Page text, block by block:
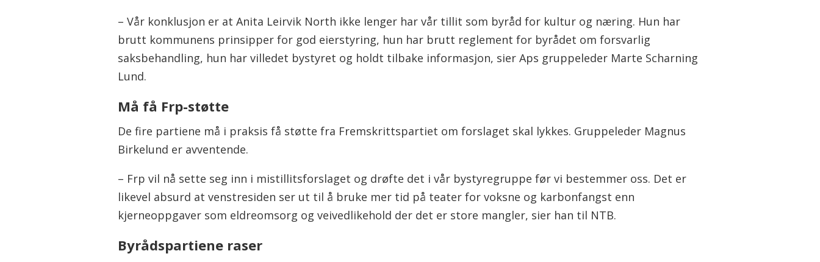
– Vår konklusjon er at Anita Leirvik North ikke lenger har vår tillit som byråd for kultur og næring. Hun har
brutt kommunens prinsipper for god eierstyring, hun har brutt reglement for byrådet om forsvarlig
saksbehandling, hun har villedet bystyret og holdt tilbake informasjon, sier Aps gruppeleder Marte Scharning
Lund.
Må få Frp-støtte
De fire partiene må i praksis få støtte fra Fremskrittspartiet om forslaget skal lykkes. Gruppeleder Magnus
Birkelund er avventende.
– Frp vil nå sette seg inn i mistillitsforslaget og drøfte det i vår bystyregruppe før vi bestemmer oss. Det er
likevel absurd at venstresiden ser ut til å bruke mer tid på teater for voksne og karbonfangst enn
kjerneoppgaver som eldreomsorg og veivedlikehold der det er store mangler, sier han til NTB.
Byrådspartiene raser